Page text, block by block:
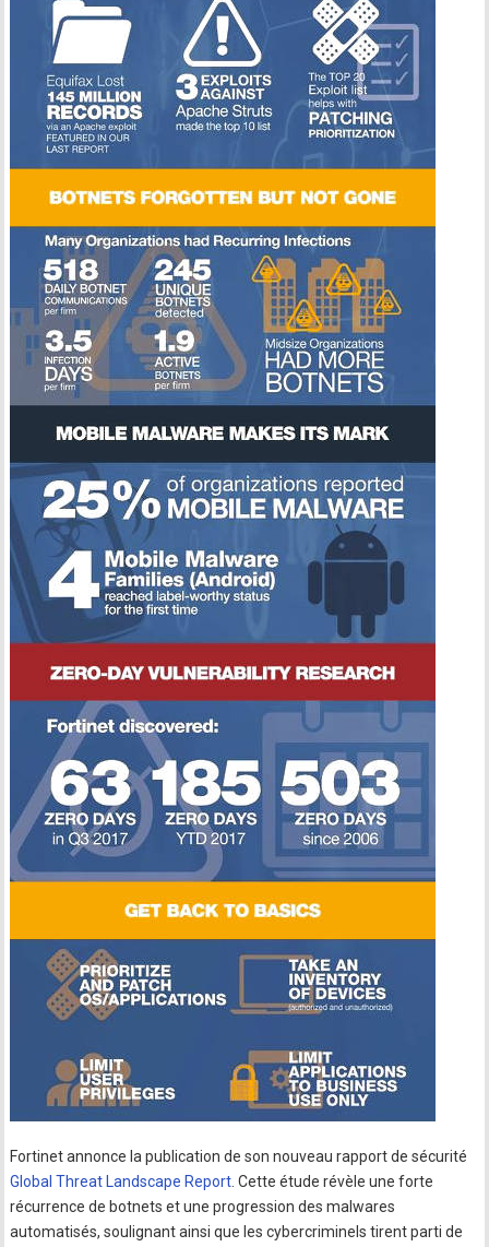
Fortinet annonce la publication de son nouveau rapport de sécurité
Global Threat Landscape Report . Cette étude révèle une forte
récurrence de botnets et une progression des malwares
automatisés, soulignant ainsi que les cybercriminels tirent parti de